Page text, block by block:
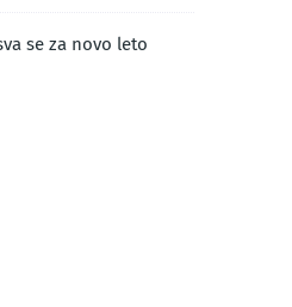
se za novo leto